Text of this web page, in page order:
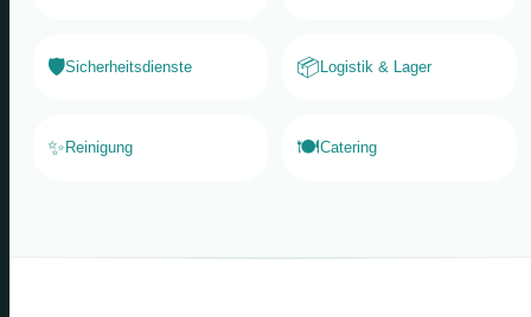
🛡️Sicherheitsdienste 📦 Logistik & Lager
✨ Reinigung 🍽️Catering